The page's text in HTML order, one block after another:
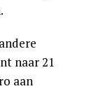
naar 21
aan